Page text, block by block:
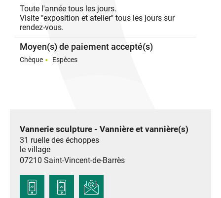
Stage, travail de groupe, tout est possible.
Toute l'année tous les jours.
Visite "exposition et atelier" tous les jours sur
rendez-vous.
Moyen(s) de paiement accepté(s)
Chèque Espèces
Vannerie sculpture - Vannière et vannière(s)
31 ruelle des échoppes
le village
07210 Saint-Vincent-de-Barrès